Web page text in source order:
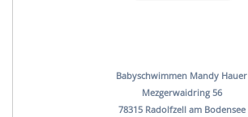
Babyschwimmen Mandy Hauer
Mezgerwaidring 56
78315 Radolfzell am Bodensee